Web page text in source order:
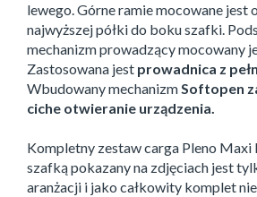
lewego. Górne ramie mocowane jest
najwyższej półki do boku szafki.
mechanizm prowadzący mocowany
Zastosowana jest prowadnica z
Wbudowany mechanizmSoftopen
ciche otwieranie urządzenia.
Kompletny zestaw carga Pleno Maxi
szafką pokazany na zdjęciach jest
aranżacji i jako całkowity komplet